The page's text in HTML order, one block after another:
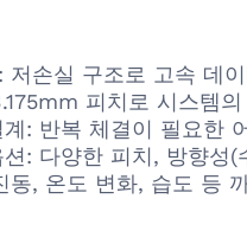
저손실 구조로 고속 데
피치로 시스템
: 반복 체결이 필요한
: 다양한 피치, 방향성
동, 온도 변화, 습도 등